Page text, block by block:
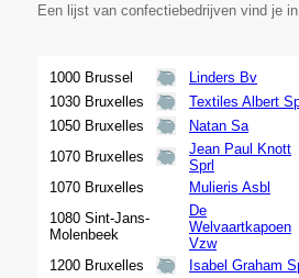
Een lijst van confectiebedrijven vind je in